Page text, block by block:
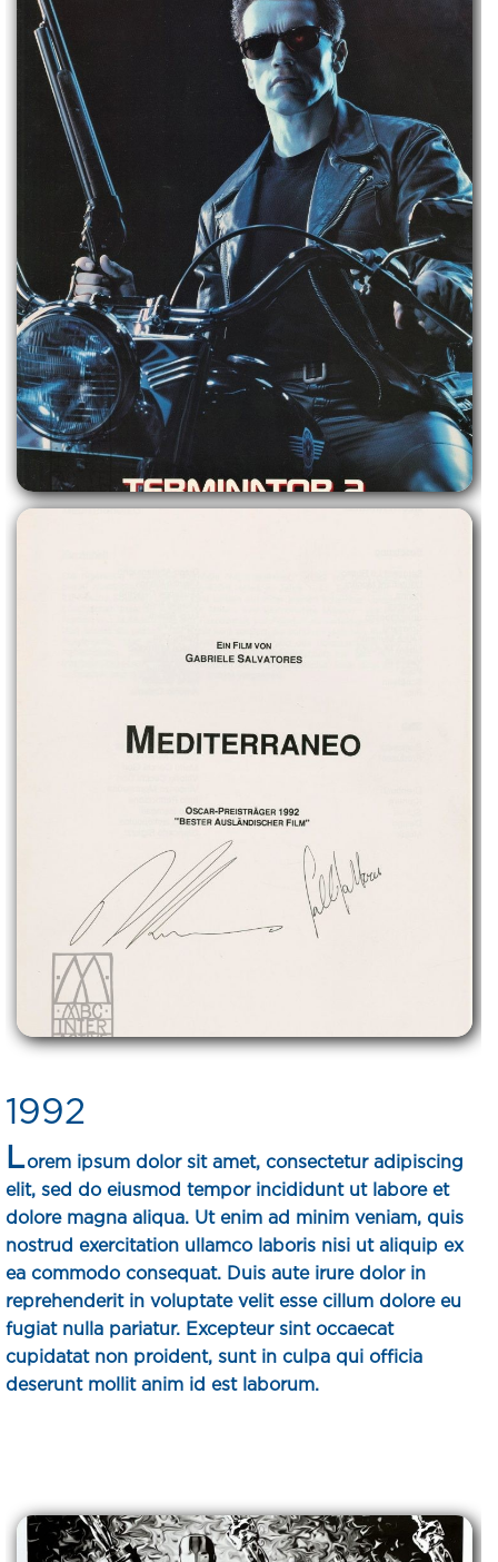
1992
Lorem ipsum dolor sit amet, consectetur adipiscing
elit, sed do eiusmod tempor incididunt ut labore et
dolore magna aliqua. Ut enim ad minim veniam, quis
nostrud exercitation ullamco laboris nisi ut aliquip ex
ea commodo consequat. Duis aute irure dolor in
reprehenderit in voluptate velit esse cillum dolore eu
fugiat nulla pariatur. Excepteur sint occaecat
cupidatat non proident, sunt in culpa qui officia
deserunt mollit anim id est laborum.